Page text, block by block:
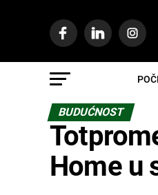
BUDUĆNOST
Home u